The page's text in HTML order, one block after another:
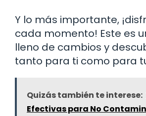
Y lo más importante,
cada momento! Este es
lleno de cambios y
tanto para ti como para
Quizás también te interese:
Efectivas para No